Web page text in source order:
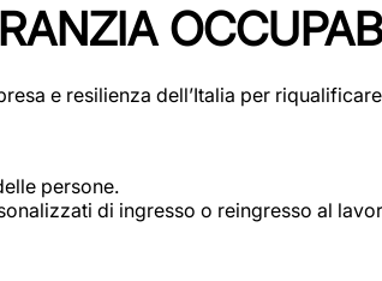
e resilienza dell’Italia per
persone.
di ingresso o reingresso al